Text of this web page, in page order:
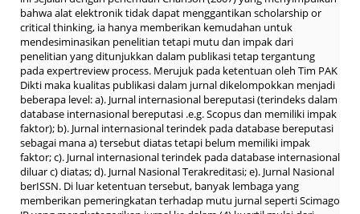
bahwa alat elektronik tidak dapat menggantikan scholarship or
critical thinking, ia hanya memberikan kemudahan untuk
mendesiminasikan penelitian tetapi mutu dan impak dari
penelitian yang ditunjukkan dalam publikasi tetap tergantung
pada expertreview process. Merujuk pada ketentuan oleh Tim PAK
Dikti maka kualitas publikasi dalam jurnal dikelompokkan menjadi
beberapa level: a). Jurnal internasional bereputasi (terindeks dalam
database internasional bereputasi .e.g. Scopus dan memiliki impak
faktor); b). Jurnal internasional terindek pada database bereputasi
sebagai mana a) tersebut diatas tetapi belum memiliki impak
faktor; c). Jurnal internasional terindek pada database internasional
diluar c) diatas; d). Jurnal Nasional Terakreditasi; e). Jurnal Nasional
berISSN. Di luar ketentuan tersebut, banyak lembaga yang
memberikan pemeringkatan terhadap mutu jurnal seperti Scimago